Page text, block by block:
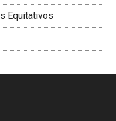
Equitativos